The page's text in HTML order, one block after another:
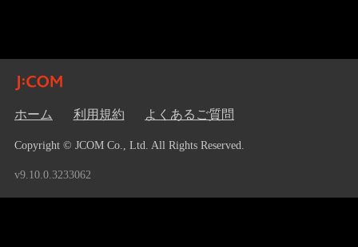
ホーム 利用規約 よくあるご質問
Copyright © JCOM Co., Ltd. All Rights Reserved.
v9.10.0.3233062